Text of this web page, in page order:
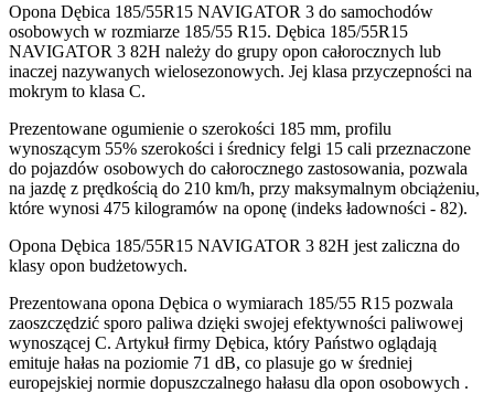
Opona Dębica 185/55R15 NAVIGATOR 3 do samochodów
osobowych w rozmiarze 185/55 R15. Dębica 185/55R15
NAVIGATOR 3 82H należy do grupy opon całorocznych lub
inaczej nazywanych wielosezonowych. Jej klasa przyczepności na
mokrym to klasa C.
Prezentowane ogumienie o szerokości 185 mm, profilu
wynoszącym 55% szerokości i średnicy felgi 15 cali przeznaczone
do pojazdów osobowych do całorocznego zastosowania, pozwala
na jazdę z prędkością do 210 km/h, przy maksymalnym obciążeniu,
które wynosi 475 kilogramów na oponę (indeks ładowności - 82).
Opona Dębica 185/55R15 NAVIGATOR 3 82H jest zaliczna do
klasy opon budżetowych.
Prezentowana opona Dębica o wymiarach 185/55 R15 pozwala
zaoszczędzić sporo paliwa dzięki swojej efektywności paliwowej
wynoszącej C. Artykuł firmy Dębica, który Państwo oglądają
emituje hałas na poziomie 71 dB, co plasuje go w średniej
europejskiej normie dopuszczalnego hałasu dla opon osobowych .